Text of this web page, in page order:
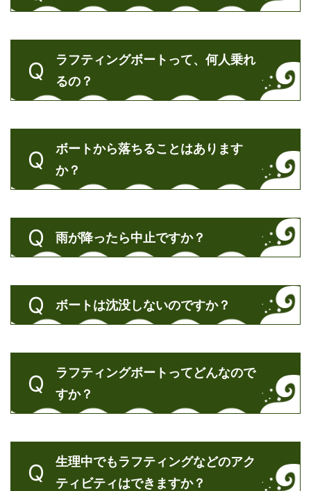
ラフティングボートって、何人乗れ
るの？
ボートから落ちることはあります
か？
雨が降ったら中止ですか？
ボートは沈没しないのですか？
ラフティングボートってどんなので
すか？
生理中でもラフティングなどのアク
ティビティはできますか？